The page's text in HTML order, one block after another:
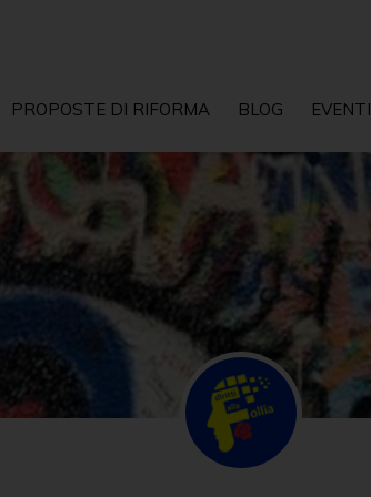
PROPOSTE DI RIFORMA BLOG EVENTI